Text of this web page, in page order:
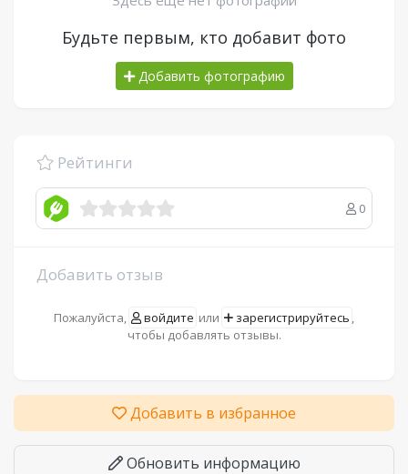
Будьте первым, кто добавит фото
Добавить фотографию
Рейтинги
0
Добавить отзыв
Пожалуйста, войдите или зарегистрируйтесь ,
чтобы добавлять отзывы.
Добавить в избранное
Обновить информацию